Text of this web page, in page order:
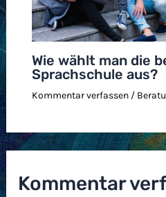
Wie wählt man die
Sprachschule aus?
Kommentar verfassen /
Kommentar